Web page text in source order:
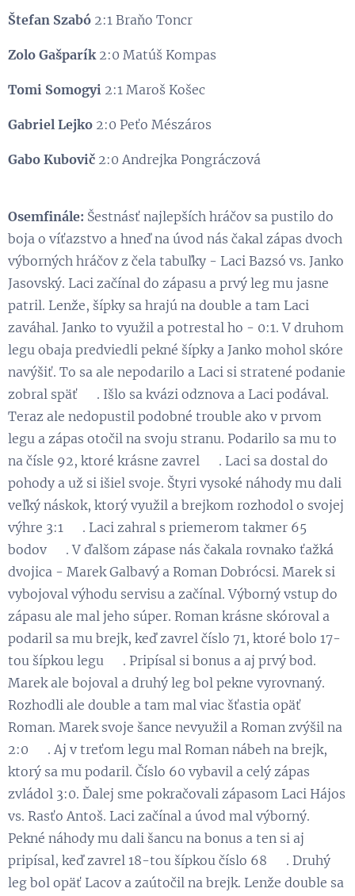
Štefan Szabó 2:1 Braňo Toncr
Zolo Gašparík 2:0 Matúš Kompas
Tomi Somogyi 2:1 Maroš Košec
Gabriel Lejko 2:0 Peťo Mészáros
Gabo Kubovič 2:0 Andrejka Pongráczová
Osemfinále: Šestnásť najlepších hráčov sa pustilo do
boja o víťazstvo a hneď na úvod nás čakal zápas dvoch
výborných hráčov z čela tabuľky - Laci Bazsó vs. Janko
Jasovský. Laci začínal do zápasu a prvý leg mu jasne
patril. Lenže, šípky sa hrajú na double a tam Laci
zaváhal. Janko to využil a potrestal ho - 0:1. V druhom
legu obaja predviedli pekné šípky a Janko mohol skóre
navýšiť. To sa ale nepodarilo a Laci si stratené podanie
zobral späť 😉. Išlo sa kvázi odznova a Laci podával.
Teraz ale nedopustil podobné trouble ako v prvom
legu a zápas otočil na svoju stranu. Podarilo sa mu to
na čísle 92, ktoré krásne zavrel 💪. Laci sa dostal do
pohody a už si išiel svoje. Štyri vysoké náhody mu dali
veľký náskok, ktorý využil a brejkom rozhodol o svojej
výhre 3:1 👏. Laci zahral s priemerom takmer 65
bodov 💪. V ďalšom zápase nás čakala rovnako ťažká
dvojica - Marek Galbavý a Roman Dobrócsi. Marek si
vybojoval výhodu servisu a začínal. Výborný vstup do
zápasu ale mal jeho súper. Roman krásne skóroval a
podaril sa mu brejk, keď zavrel číslo 71, ktoré bolo 17-
tou šípkou legu 👏. Pripísal si bonus a aj prvý bod.
Marek ale bojoval a druhý leg bol pekne vyrovnaný.
Rozhodli ale double a tam mal viac šťastia opäť
Roman. Marek svoje šance nevyužil a Roman zvýšil na
2:0 😉. Aj v treťom legu mal Roman nábeh na brejk,
ktorý sa mu podaril. Číslo 60 vybavil a celý zápas
zvládol 3:0. Ďalej sme pokračovali zápasom Laci Hájos
vs. Rasťo Antoš. Laci začínal a úvod mal výborný.
Pekné náhody mu dali šancu na bonus a ten si aj
pripísal, keď zavrel 18-tou šípkou číslo 68 😃. Druhý
leg bol opäť Lacov a zaútočil na brejk. Lenže double sa